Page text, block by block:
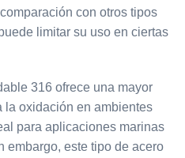
con otros tipos
limitar su uso en ciertas
316 ofrece una mayor
la oxidación en ambientes
para aplicaciones marinas
embargo, este tipo de acero